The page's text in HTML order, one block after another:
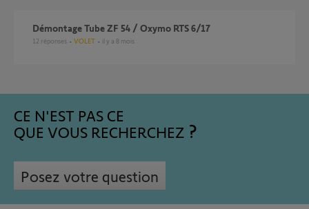
Démontage Tube ZF 54 / Oxymo RTS 6/17
12 réponses VOLET il y a 8 mois
CE N'EST PAS CE
QUE VOUS RECHERCHEZ
Posez votre question